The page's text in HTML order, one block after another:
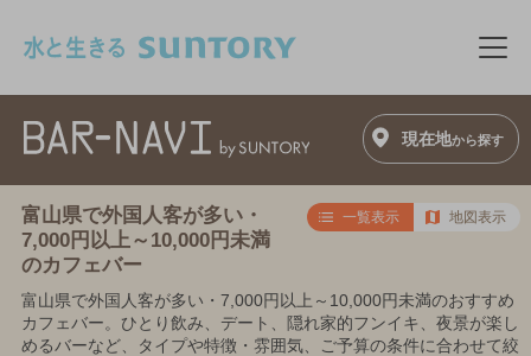
メ
現在地から探す
富山県で外国人客が多い・
7,000円以上～10,000円未満
のカフェバー
一覧表示 地図表示
富山県で外国人客が多い・7,000円以上～10,000円未満のおすすめ
カフェバー。ひとり飲み、デート、隠れ家的フンイキ、夜景が楽し
めるバーなど、タイプや特徴・雰囲気、ご予算の条件に合わせて絞